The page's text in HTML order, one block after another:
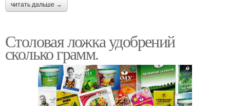
читать дальше →
Столовая ложка удобрений
сколько грамм.